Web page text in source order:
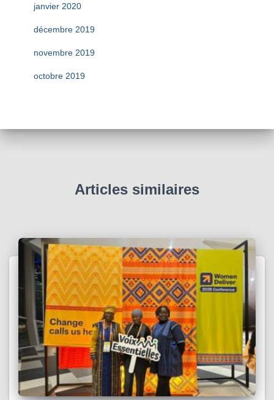
janvier 2020
décembre 2019
novembre 2019
octobre 2019
Articles similaires